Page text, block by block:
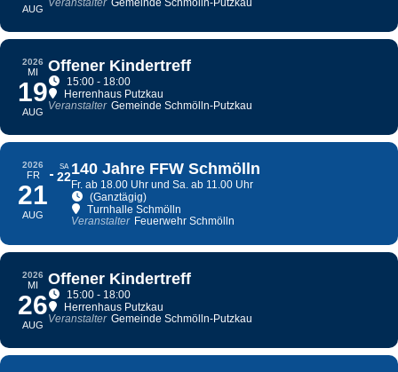
AUG Veranstalter Gemeinde Schmölln-Putzkau
2026
MI
19
AUG
Offener Kindertreff
15:00 - 18:00
Herrenhaus Putzkau
Veranstalter Gemeinde Schmölln-Putzkau
2026
FR
21
AUG
SA
22140 Jahre FFW Schmölln
Fr. ab 18.00 Uhr und Sa. ab 11.00 Uhr
(Ganztägig)
Turnhalle Schmölln
Veranstalter Feuerwehr Schmölln
2026
MI
26
AUG
Offener Kindertreff
15:00 - 18:00
Herrenhaus Putzkau
Veranstalter Gemeinde Schmölln-Putzkau